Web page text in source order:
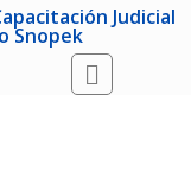
Judicial
Snopek